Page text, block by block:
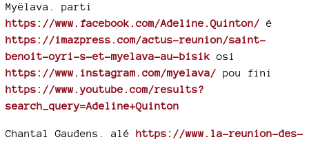
Myëlava. parti
https://www.facebook.com/Adeline.Quinton/ é
https://imazpress.com/actus-reunion/saint-
benoit-oyri-s-et-myelava-au-bisik osi
https://www.instagram.com/myelava/ pou fini
https://www.youtube.com/results?
search_query=Adeline+Quinton
Chantal Gaudens. alé https://www.la-reunion-des-